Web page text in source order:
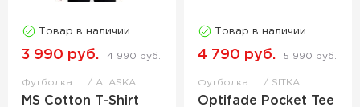
Товар в наличии
3 990 руб. 4 990 руб.
Футболка ALASKA
MS Cotton T-Shirt
Товар в наличии
4 790 руб. 5 990 руб.
Футболка SITKA
Optifade Pocket Tee